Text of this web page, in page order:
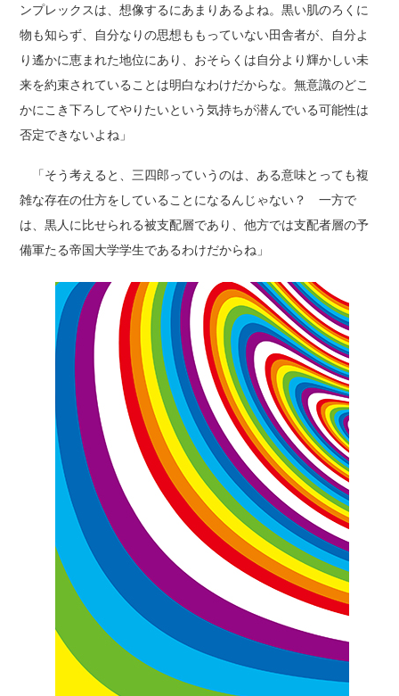
ンプレックスは、想像するにあまりあるよね。黒い肌のろくに
物も知らず、自分なりの思想ももっていない田舎者が、自分よ
り遙かに恵まれた地位にあり、おそらくは自分より輝かしい未
来を約束されていることは明白なわけだからな。無意識のどこ
かにこき下ろしてやりたいという気持ちが潜んでいる可能性は
否定できないよね」
「そう考えると、三四郎っていうのは、ある意味とっても複
雑な存在の仕方をしていることになるんじゃない？ 一方で
は、黒人に比せられる被支配層であり、他方では支配者層の予
備軍たる帝国大学学生であるわけだからね」